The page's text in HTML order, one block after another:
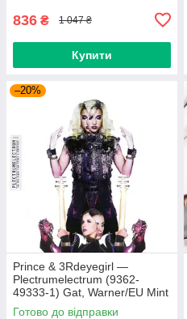
836 ₴ 1 047 ₴
Купити
–20%
Prince & 3Rdeyegirl —
Plectrumelectrum (9362-
49333-1) Gat, Warner/EU Mint
Вінілова платівка (art.220362)
Готово до відправки